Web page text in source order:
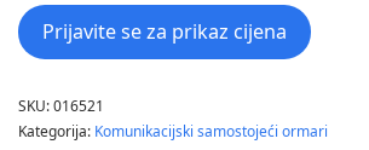
Prijavite se za prikaz cijena
SKU:016521
Kategorija: Komunikacijski samostojeći ormari